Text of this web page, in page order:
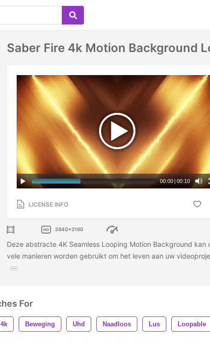
Saber Fire 4k Motion Background
00:00 | 00:10
LICENSE INFO
3840x2160
Deze abstracte 4K Seamless Looping Motion Background kan
vele manieren worden gebruikt om het leven aan uw
For
4k Beweging Uhd Naadloos Lus Loopable